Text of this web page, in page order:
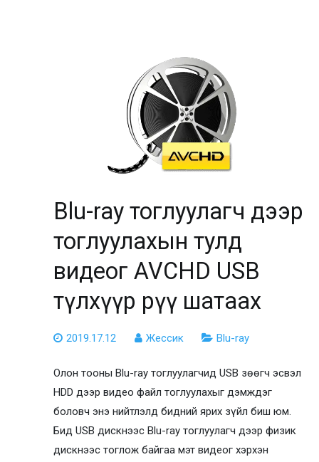
Blu-ray тоглуулагч дээр
тоглуулахын тулд
видеог AVCHD USB
түлхүүр рүү шатаах
2019.17.12 Жессик Blu-ray
Олон тооны Blu-ray тоглуулагчид USB зөөгч эсвэл
HDD дээр видео файл тоглуулахыг дэмждэг
боловч энэ нийтлэлд бидний ярих зүйл биш юм.
Бид USB дискнээс Blu-ray тоглуулагч дээр физик
дискнээс тоглож байгаа мэт видеог хэрхэн